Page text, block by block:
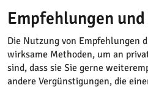
Empfehlungen
Die Nutzung von Empfehlungen
wirksame Methoden, um an
sind, dass sie Sie gerne
andere Vergünstigungen, die